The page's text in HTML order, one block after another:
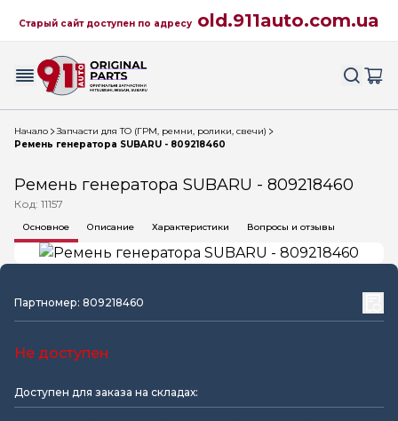
Старый сайт доступен по адресу old.911auto.com.ua
Начало
Запчасти для ТО (ГРМ, ремни, ролики, свечи)
Ремень генератора SUBARU - 809218460
Ремень генератора SUBARU - 809218460
Код: 11157
Основное Описание Характеристики Вопросы и отзывы
Партномер: 809218460
Не доступен
Доступен для заказа на складах: